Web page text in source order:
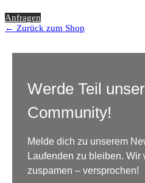
Anfragen
← Zurück zum Shop
Werde Teil
Community!
Melde dich zu unserem
Laufenden zu bleiben. Wir
zuspamen – versprochen!